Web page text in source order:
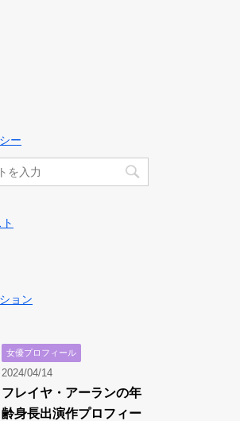
ー
ョン
女優プロフィール
2024/04/14
フレイヤ・アーランの年
齢身長出演作プロフィー